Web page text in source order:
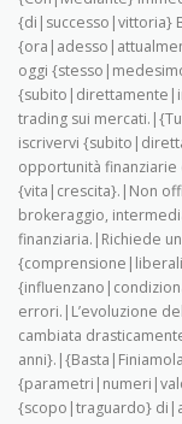
{di|successo|vittoria}
oggi
trading sui
iscrivervi
opportunità
{vita|crescita}.|Non
brokeraggio,
finanziaria.|Richiede
errori.|L’evoluzione
cambiata
{scopo|traguardo}